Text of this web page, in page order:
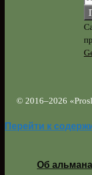
© 2016–2026
Перейти к
Об